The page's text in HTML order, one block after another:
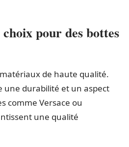
pour des bottes
de haute qualité.
une durabilité et un aspect
comme Versace ou
une qualité